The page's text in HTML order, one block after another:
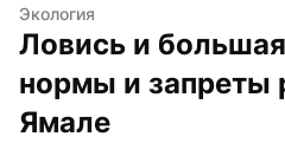
Экология
Ловись и
нормы и запреты
Ямале